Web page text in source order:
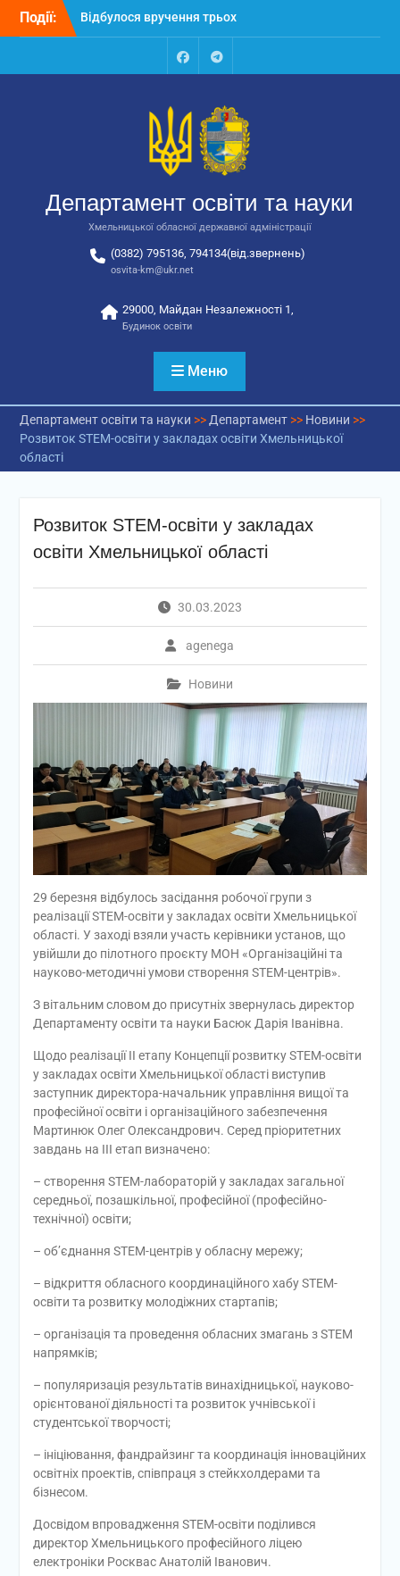
Перейти
Події:
Відбулося засідання
освіти та науки обласної
відповідальних за
національно-патріотичне
FacebookTalegram
Департамент освіти та науки
Хмельницької обласної державної адміністрації
(0382) 795136, 794134(від.звернень)
osvita-km@ukr.net
29000, Майдан Незалежності 1,
Будинок освіти
Меню
Департамент освіти та науки >> Департамент>> Новини >>
Розвиток STEM-освіти у закладах освіти Хмельницької
області
Розвиток STEM-освіти у закладах
освіти Хмельницької області
30.03.2023
agenega
Новини
29 березня відбулось засідання робочої групи з
реалізації STEM-освіти у закладах освіти Хмельницької
області. У заході взяли участь керівники установ, що
увійшли до пілотного проєкту МОН «Організаційні та
науково-методичні умови створення STEM-центрів».
З вітальним словом до присутніх звернулась директор
Департаменту освіти та науки Басюк Дарія Іванівна.
Щодо реалізації ІІ етапу Концепції розвитку STEM-освіти
у закладах освіти Хмельницької області виступив
заступник директора-начальник управління вищої та
професійної освіти і організаційного забезпечення
Мартинюк Олег Олександрович. Серед пріоритетних
завдань на ІІІ етап визначено:
– створення STEM-лабораторій у закладах загальної
середньої, позашкільної, професійної (професійно-
технічної) освіти;
– об’єднання STEM-центрів у обласну мережу;
– відкриття обласного координаційного хабу STEM-
освіти та розвитку молодіжних стартапів;
– організація та проведення обласних змагань з STEM
напрямків;
– популяризація результатів винахідницької, науково-
орієнтованої діяльності та розвиток учнівської і
студентської творчості;
– ініціювання, фандрайзинг та координація інноваційних
освітніх проектів, співпраця з стейкхолдерами та
бізнесом.
Досвідом впровадження STEM-освіти поділився
директор Хмельницького професійного ліцею
електроніки Росквас Анатолій Іванович.